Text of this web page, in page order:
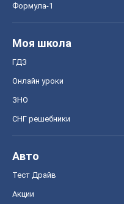
Формула-1
Моя школа
ГДЗ
Онлайн уроки
ЗНО
СНГ решебники
Авто
Тест Драйв
Акции